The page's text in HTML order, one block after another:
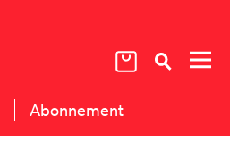
Abonnement